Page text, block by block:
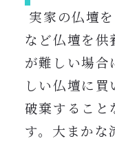
実家の仏壇
など仏壇を供
が難しい場合
しい仏壇に
破棄すること
す。大まかな